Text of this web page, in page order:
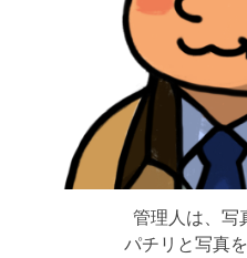
管理人は、写
パチリと写真